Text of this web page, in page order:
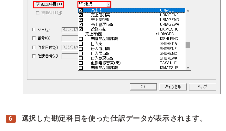
選択した勘定科目を使った仕訳データが表示されます。